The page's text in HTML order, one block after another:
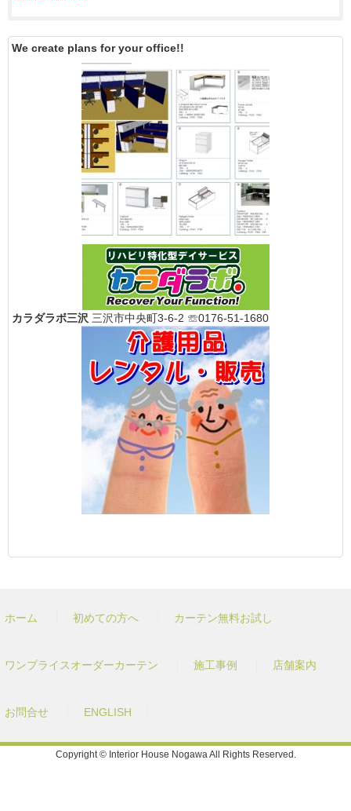
We create plans for your office!!
カラダラボ三沢 三沢市中央町3-6-2 ☏0176-51-1680
ホーム 初めての方へ カーテン無料お試し
ワンプライスオーダーカーテン 施工事例 店舗案内
お問合せ ENGLISH
Copyright © Interior House Nogawa All Rights Reserved.